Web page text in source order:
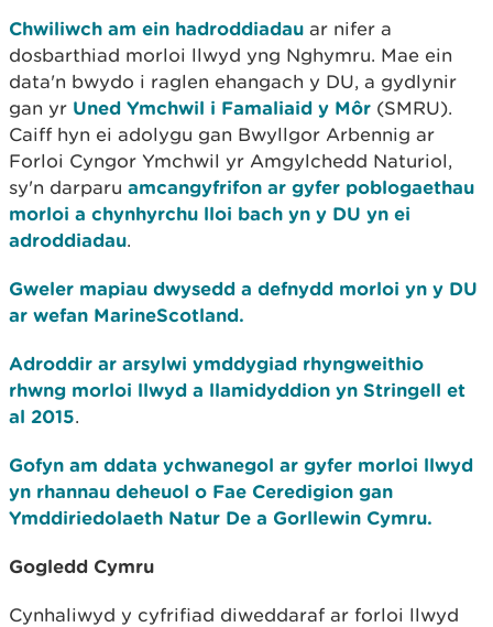
Chwiliwch am ein hadroddiadau ar nifer a
dosbarthiad morloi llwyd yng Nghymru. Mae ein
data'n bwydo i raglen ehangach y DU, a gydlynir
gan yr Uned Ymchwil i Famaliaid y Môr (SMRU).
Caiff hyn ei adolygu gan Bwyllgor Arbennig ar
Forloi Cyngor Ymchwil yr Amgylchedd Naturiol,
sy'n darparu amcangyfrifon ar gyfer poblogaethau
morloi a chynhyrchu lloi bach yn y DU yn ei
adroddiadau.
Gweler mapiau dwysedd a defnydd morloi yn y DU
ar wefan MarineScotland.
Adroddir ar arsylwi ymddygiad rhyngweithio
rhwng morloi llwyd a llamidyddion yn Stringell et
al 2015.
Gofyn am ddata ychwanegol ar gyfer morloi llwyd
yn rhannau deheuol o Fae Ceredigion gan
Ymddiriedolaeth Natur De a Gorllewin Cymru.
Gogledd Cymru
Cynhaliwyd y cyfrifiad diweddaraf ar forloi llwyd